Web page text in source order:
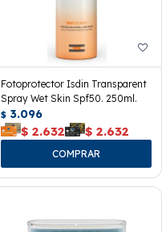
Fotoprotector Isdin Transparent
Spray Wet Skin Spf50. 250ml.
$ 3.096
$ 2.632 $ 2.632